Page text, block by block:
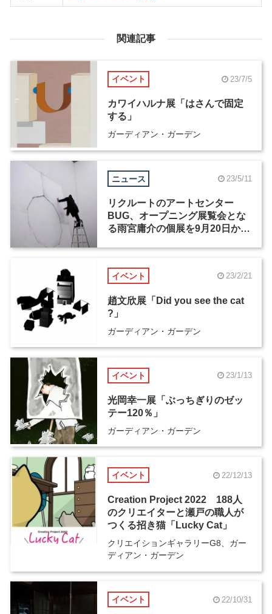
関連記事
イベント 23/7/5
カワイハルナ展「はさんで固定
する」
ガーディアン・ガーデン
ニュース 23/5/11
リクルートのアートセンター
BUG、オープニング展覧会とな
る雨宮庸介の個展を9月20日から
イベント 23/2/21
趙文欣展「Did you see the cat
?」
ガーディアン・ガーデン
イベント 23/1/13
光岡幸一展「ぶっちぎりのゼッ
テー120％」
ガーディアン・ガーデン
イベント 22/12/13
Creation Project 2022 188人
のクリエイターと瀬戸の職人が
つくる招き猫「Lucky Cat」
クリエイションギャラリーG8、ガー
ディアン・ガーデン
イベント 22/10/31